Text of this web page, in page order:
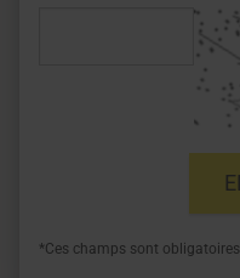
*Ces champs sont obligatoires